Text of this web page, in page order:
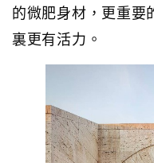
的微肥身材，更重要
裏更有活力。